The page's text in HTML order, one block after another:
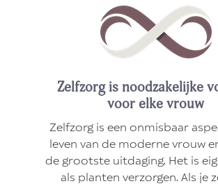
Zelfzorg is noodzakelijke
voor elke vrouw
Zelfzorg is een onmisbaar
leven van de moderne vrouw
de grootste uitdaging. Het is
als planten verzorgen. Als je